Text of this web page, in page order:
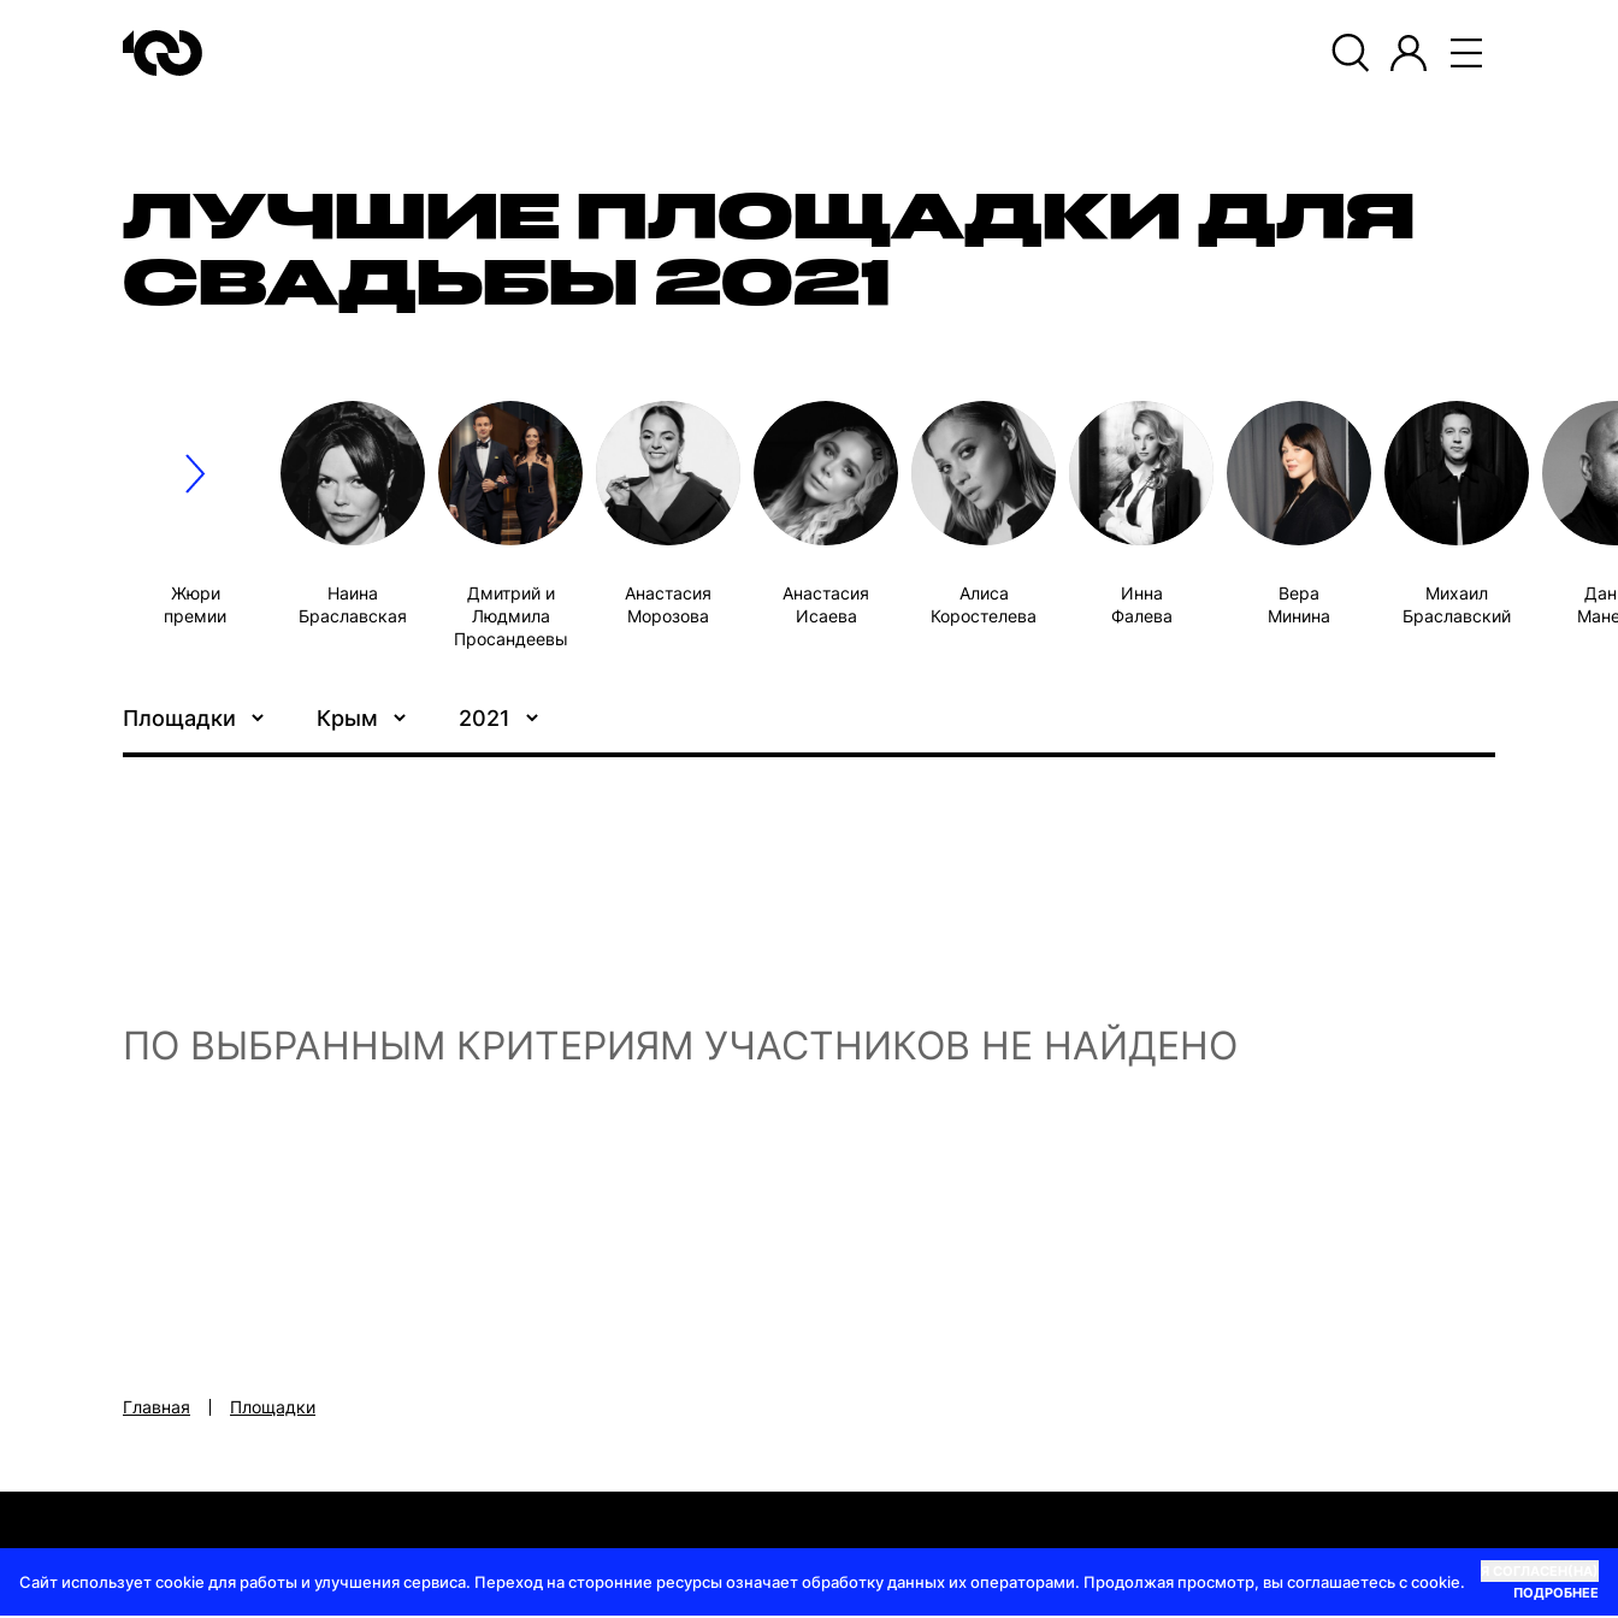
ЛУЧШИЕ ПЛОЩАДКИ ДЛЯ
СВАДЬБЫ 2021
Жюри
премии
Наина
Браславская
Дмитрий и
Людмила
Просандеевы
Анастасия
Морозова
Анастасия
Исаева
Алиса
Коростелева
Инна
Фалева
Вера
Минина
Михаил
Браславский
Площадки Крым 2021
ПО ВЫБРАННЫМ КРИТЕРИЯМ УЧАСТНИКОВ НЕ НАЙДЕНО
Главная Площадки
info@top100awards.ru
Сайт использует cookie для работы и улучшения сервиса. Переход на сторонние ресурсы означает обработку данных их операторами. Продолжая просмотр, вы соглашаетесь с cookie.
ПОДРОБНЕЕ